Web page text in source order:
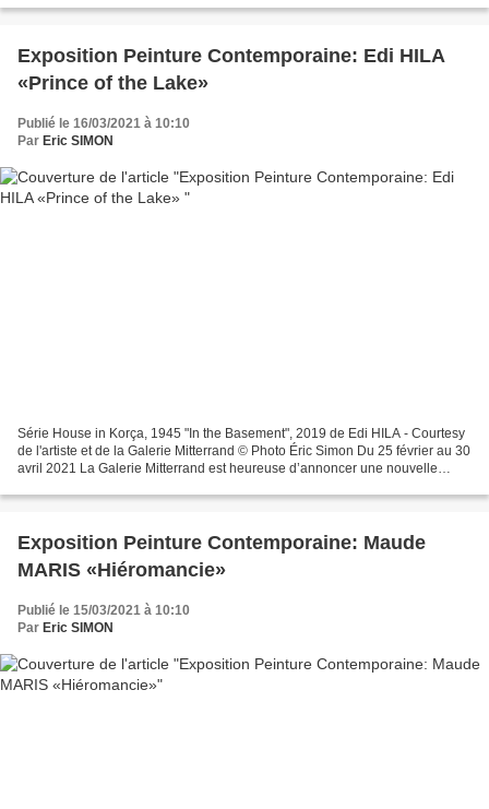
Exposition Peinture Contemporaine: Edi HILA
«Prince of the Lake»
Publié le 16/03/2021 à 10:10
Par Eric SIMON
Série House in Korça, 1945 "In the Basement", 2019 de Edi HILA - Courtesy
de l'artiste et de la Galerie Mitterrand © Photo Éric Simon Du 25 février au 30
avril 2021 La Galerie Mitterrand est heureuse d’annoncer une nouvelle
Exposition Peinture Contemporaine: Maude
MARIS «Hiéromancie»
Publié le 15/03/2021 à 10:10
Par Eric SIMON